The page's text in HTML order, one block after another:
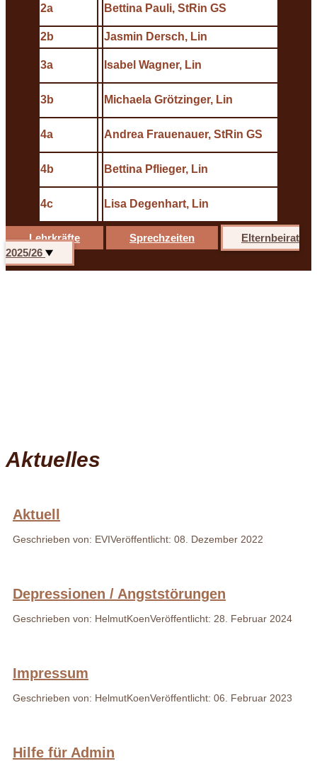
2a Bettina Pauli, StRin GS
2b Jasmin Dersch, Lin
3a Isabel Wagner, Lin
3b Michaela Grötzinger, Lin
4a Andrea Frauenauer, StRin GS
4b Bettina Pflieger, Lin
4c Lisa Degenhart, Lin
Lehrkräfte Sprechzeiten
Elternbeirat
2025/26
Aktuelles
Aktuell
Geschrieben von: EVIVeröffentlicht: 08. Dezember 2022
Depressionen / Angststörungen
Geschrieben von: HelmutKoenVeröffentlicht: 28. Februar 2024
Impressum
Geschrieben von: HelmutKoenVeröffentlicht: 06. Februar 2023
Hilfe für Admin